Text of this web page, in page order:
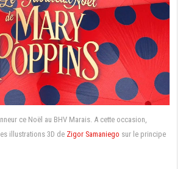
ce Noël au BHV Marais. A cette occasion,
illustrations 3D de Zigor Samaniego sur le principe